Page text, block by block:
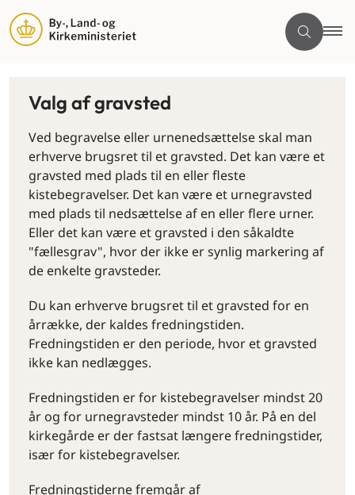
Valg af gravsted
Ved begravelse eller urnenedsættelse skal man
erhverve brugsret til et gravsted. Det kan være et
gravsted med plads til en eller fleste
kistebegravelser. Det kan være et urnegravsted
med plads til nedsættelse af en eller flere urner.
Eller det kan være et gravsted i den såkaldte
"fællesgrav", hvor der ikke er synlig markering af
de enkelte gravsteder.
Du kan erhverve brugsret til et gravsted for en
årrække, der kaldes fredningstiden.
Fredningstiden er den periode, hvor et gravsted
ikke kan nedlægges.
Fredningstiden er for kistebegravelser mindst 20
år og for urnegravsteder mindst 10 år. På en del
kirkegårde er der fastsat længere fredningstider,
især for kistebegravelser.
Fredningstiderne fremgår af